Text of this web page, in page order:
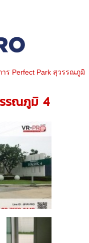
าร Perfect Park สุวรรณภูมิ
รรณภูมิ 4